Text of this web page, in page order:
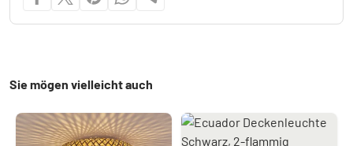
Sie mögen vielleicht auch